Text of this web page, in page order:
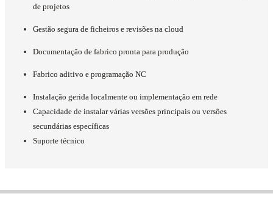
de projetos
Gestão segura de ficheiros e revisões na cloud
Documentação de fabrico pronta para produção
Fabrico aditivo e programação NC
Instalação gerida localmente ou implementação em rede
Capacidade de instalar várias versões principais ou versões
secundárias específicas
Suporte técnico